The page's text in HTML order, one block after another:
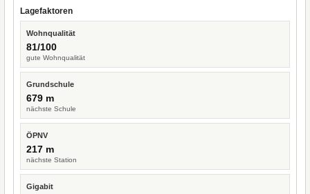
Lagefaktoren
Wohnqualität
81/100
gute Wohnqualität
Grundschule
679 m
nächste Schule
ÖPNV
217 m
nächste Station
Gigabit